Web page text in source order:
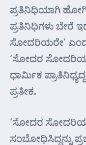
ಪ್ರತಿನಿಧಿಯಾಗಿ
ಪ್ರತಿನಿಧಿಗಳು ಬೇರೆ
ಸೋದರಿಯರೇ’
‘ಸೋದರ
ಧಾರ್ಮಿಕ
ಪ್ರತೀಕ.
‘ಸೋದರ
ಸಂಬೋಧಿಸಿದ್ದನ್ನು